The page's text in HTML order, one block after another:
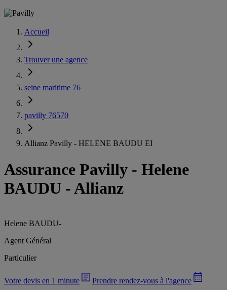
Accueil
Trouver une agence
seine maritime 76
pavilly 76570
Allianz Pavilly - HELENE BAUDU EI
Assurance Pavilly - Helene
BAUDU - Allianz
Helene BAUDU-
Agent Général
Particulier
Votre devis en 1 minute Prendre rendez-vous à l'agence